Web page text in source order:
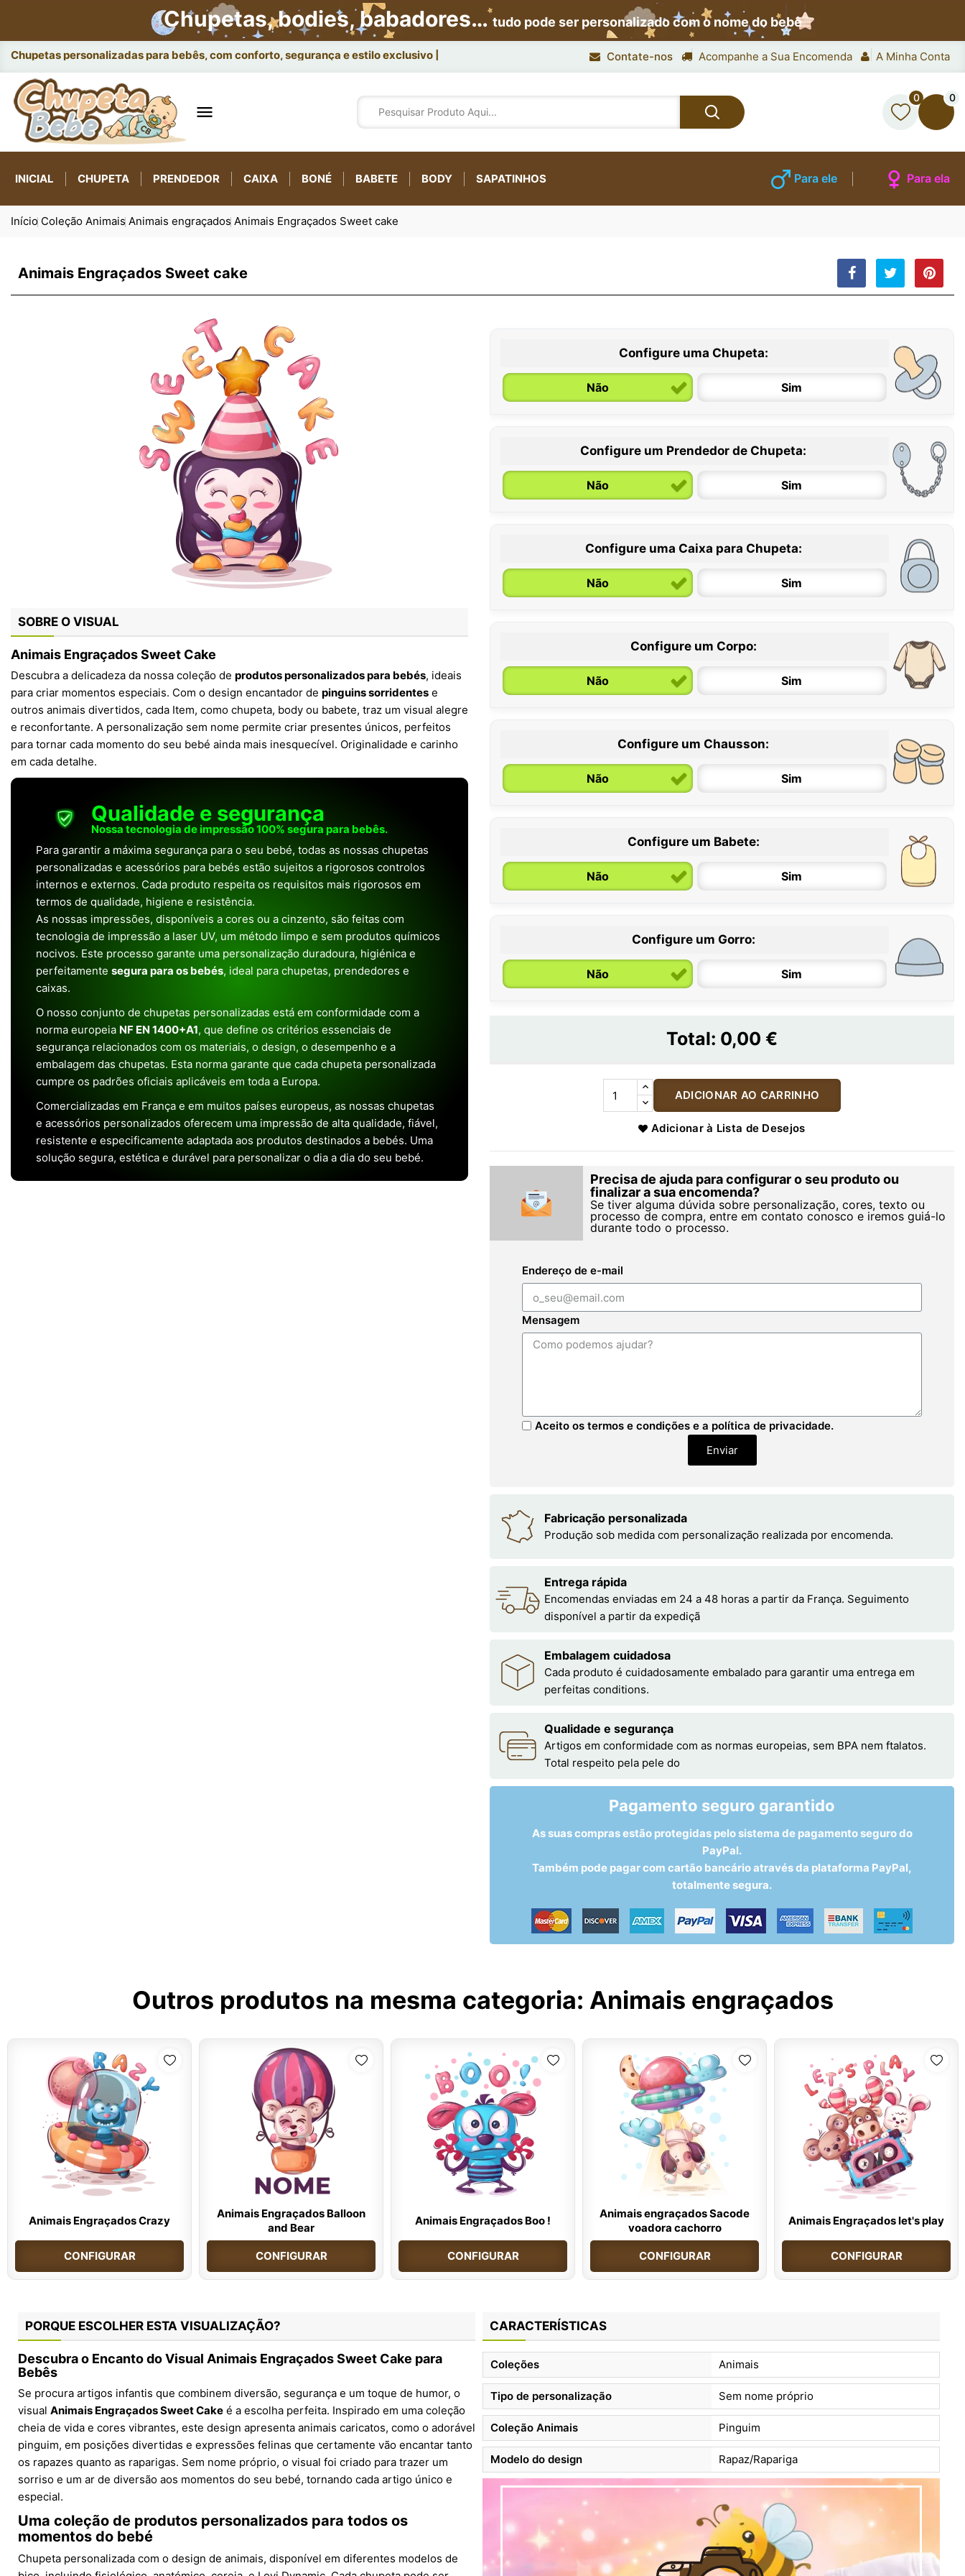
Chupetas, bodies, babadores…tudo pode ser personalizado com o nome do bebê
Chupetas personalizadas para bebês, com conforto, segurança e estilo exclusivo. Contate-nos Acompanhe a Sua Encomenda A Minha Conta

0 0
INICIAL CHUPETA PRENDEDOR CAIXA BONÉ BABETE BODY SAPATINHOS Para ele Para ela
Início Coleção Animais Animais engraçados Animais Engraçados Sweet cake
Animais Engraçados Sweet cake
SOBRE O VISUAL
Animais Engraçados Sweet Cake
Descubra a delicadeza da nossa coleção de produtos personalizados para bebés, ideais
para criar momentos especiais. Com o design encantador de pinguins sorridentes e
outros animais divertidos, cada Item, como chupeta, body ou babete, traz um visual alegre
e reconfortante. A personalização sem nome permite criar presentes únicos, perfeitos
para tornar cada momento do seu bebé ainda mais inesquecível. Originalidade e carinho
em cada detalhe.
Qualidade e segurança
Nossa tecnologia de impressão 100% segura para bebês.
Para garantir a máxima segurança para o seu bebé, todas as nossas chupetas
personalizadas e acessórios para bebés estão sujeitos a rigorosos controlos
internos e externos. Cada produto respeita os requisitos mais rigorosos em
termos de qualidade, higiene e resistência.
As nossas impressões, disponíveis a cores ou a cinzento, são feitas com
tecnologia de impressão a laser UV, um método limpo e sem produtos químicos
nocivos. Este processo garante uma personalização duradoura, higiénica e
perfeitamente segura para os bebés, ideal para chupetas, prendedores e
caixas.
O nosso conjunto de chupetas personalizadas está em conformidade com a
norma europeia NF EN 1400+A1, que define os critérios essenciais de
segurança relacionados com os materiais, o design, o desempenho e a
embalagem das chupetas. Esta norma garante que cada chupeta personalizada
cumpre os padrões oficiais aplicáveis em toda a Europa.
Comercializadas em França e em muitos países europeus, as nossas chupetas
e acessórios personalizados oferecem uma impressão de alta qualidade, fiável,
resistente e especificamente adaptada aos produtos destinados a bebés. Uma
solução segura, estética e durável para personalizar o dia a dia do seu bebé.
Configure uma Chupeta:
Não Sim
0 / 6 meses
Configure um Prendedor de Chupeta:
Não Sim
Configure uma Caixa para Chupeta:
Não Sim
Configure um Corpo:
Não Sim
6 / 12 meses 12 / 18 meses
Configure um Chausson:
Não Sim
Configure um Babete:
Não Sim
Configure um Gorro:
Não Sim
Total: 0,00 €
ADICIONAR AO CARRINHO
Adicionar à Lista de Desejos
Precisa de ajuda para configurar o seu produto ou
finalizar a sua encomenda?
Se tiver alguma dúvida sobre personalização, cores, texto ou
processo de compra, entre em contato conosco e iremos guiá-lo
durante todo o processo.
Endereço de e-mail
Mensagem
Aceito os termos e condições e a política de privacidade.
Enviar
Fabricação personalizada
Produção sob medida com personalização realizada por encomenda.
Entrega rápida
Encomendas enviadas em 24 a 48 horas a partir da França. Seguimento
disponível a partir da expediçã
Embalagem cuidadosa
Cada produto é cuidadosamente embalado para garantir uma entrega em
perfeitas conditions.
Qualidade e segurança
Artigos em conformidade com as normas europeias, sem BPA nem ftalatos.
Total respeito pela pele do
Pagamento seguro garantido
As suas compras estão protegidas pelo sistema de pagamento seguro do
PayPal.
Também pode pagar com cartão bancário através da plataforma PayPal,
totalmente segura.
Outros produtos na mesma categoria: Animais engraçados
Animais Engraçados Crazy
CONFIGURAR
Animais Engraçados Balloon
and Bear
CONFIGURAR
Animais Engraçados Boo !
CONFIGURAR
Animais engraçados Sacode
voadora cachorro
CONFIGURAR
Animais Engraçados let's play
CONFIGURAR
PORQUE ESCOLHER ESTA VISUALIZAÇÃO?
Descubra o Encanto do Visual Animais Engraçados Sweet Cake para
Bebês
Se procura artigos infantis que combinem diversão, segurança e um toque de humor, o
visual Animais Engraçados Sweet Cake é a escolha perfeita. Inspirado em uma coleção
cheia de vida e cores vibrantes, este design apresenta animais caricatos, como o adorável
pinguim, em posições divertidas e expressões felinas que certamente vão encantar tanto
os rapazes quanto as raparigas. Sem nome próprio, o visual foi criado para trazer um
sorriso e um ar de diversão aos momentos do seu bebé, tornando cada artigo único e
especial.
Uma coleção de produtos personalizados para todos os
momentos do bebé
Chupeta personalizada com o design de animais, disponível em diferentes modelos de
CARACTERÍSTICAS
Coleções Animais
Tipo de personalização Sem nome próprio
Coleção Animais Pinguim
Modelo do design Rapaz/Rapariga